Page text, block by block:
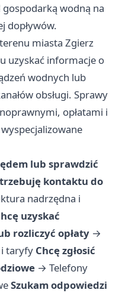
wodną na
dopływów.
miasta Zgierz
uzyskać informacje o
wodnych lub
obsługi. Sprawy
opłatami i
lub sprawdzić
kontaktu do
nadrzędna i
uzyskać
rozliczyć opłaty →
i taryfy Chcę zgłosić
→ Telefony
Szukam odpowiedzi